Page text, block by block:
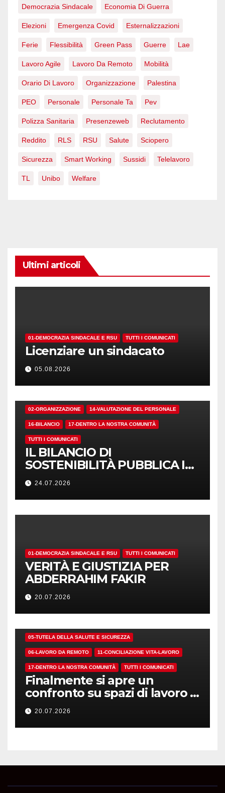
Democrazia Sindacale Economia Di Guerra
Elezioni Emergenza Covid Esternalizzazioni
Ferie Flessibilità Green Pass Guerre Lae
Lavoro Agile Lavoro Da Remoto Mobilità
Orario Di Lavoro Organizzazione Palestina
PEO Personale Personale Ta Pev
Polizza Sanitaria Presenzeweb Reclutamento
Reddito RLS RSU Salute Sciopero
Sicurezza Smart Working Sussidi Telelavoro
TL Unibo Welfare
Ultimi articoli
01-DEMOCRAZIA SINDACALE E RSU TUTTI I COMUNICATI
Licenziare un sindacato
05.08.2026
02-ORGANIZZAZIONE 14-VALUTAZIONE DEL PERSONALE
16-BILANCIO 17-DENTRO LA NOSTRA COMUNITÀ
TUTTI I COMUNICATI
IL BILANCIO DI
SOSTENIBILITÀ PUBBLICA I
NUMERI. MA I CRITERI?
24.07.2026
01-DEMOCRAZIA SINDACALE E RSU TUTTI I COMUNICATI
VERITÀ E GIUSTIZIA PER
ABDERRAHIM FAKIR
20.07.2026
05-TUTELA DELLA SALUTE E SICUREZZA
06-LAVORO DA REMOTO 11-CONCILIAZIONE VITA-LAVORO
17-DENTRO LA NOSTRA COMUNITÀ TUTTI I COMUNICATI
Finalmente si apre un
confronto su spazi di lavoro e
dotazioni
20.07.2026